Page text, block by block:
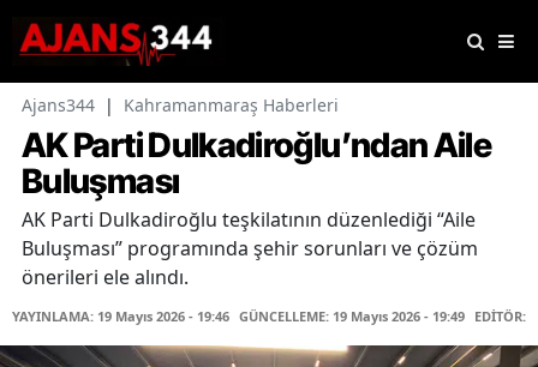
Ajans344 | Kahramanmaraş Haberleri
AK Parti Dulkadiroğlu’ndan Aile
Buluşması
AK Parti Dulkadiroğlu teşkilatının düzenlediği “Aile
Buluşması” programında şehir sorunları ve çözüm
önerileri ele alındı.
YAYINLAMA: 19 Mayıs 2026 - 19:46 GÜNCELLEME: 19 Mayıs 2026 - 19:49 EDİTÖR: